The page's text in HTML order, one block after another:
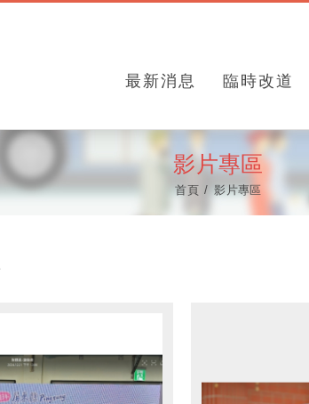
最新消息 臨時改道
影片專區
首頁 影片專區